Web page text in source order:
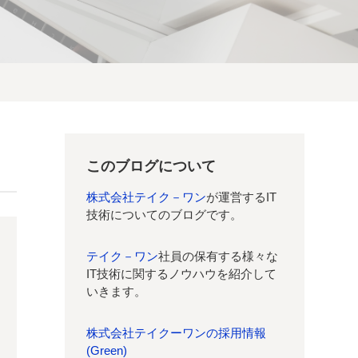
このブログについて
株式会社テイク－ワンが運営するIT
技術についてのブログです。
テイク－ワン社員の保有する様々な
IT技術に関するノウハウを紹介して
いきます。
株式会社テイクーワンの採用情報
(Green)